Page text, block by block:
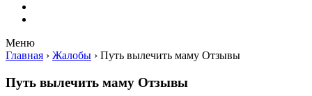
Меню
Главная › Жалобы › Путь вылечить маму Отзывы
Путь вылечить маму Отзывы